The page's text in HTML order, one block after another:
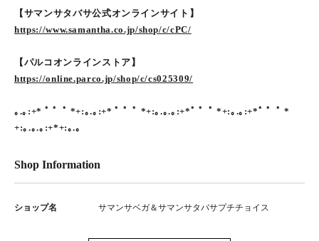
【サマンサタバサ公式オンラインサイト】
https://www.samantha.co.jp/shop/c/cPC/
【パルコオンラインストア】
https://online.parco.jp/shop/c/cs025309/
｡.｡:+* ﾟ ゜ﾟ *+:｡.｡:+* ﾟ ゜ﾟ *+:｡.｡.｡:+*ﾟ ゜ﾟ *+:｡.｡:+*ﾟ ゜ﾟ *
+:｡.｡.｡:+*+:｡.｡
Shop Information
ショップ名 サマンサベガ＆サマンサタバサプチチョイス